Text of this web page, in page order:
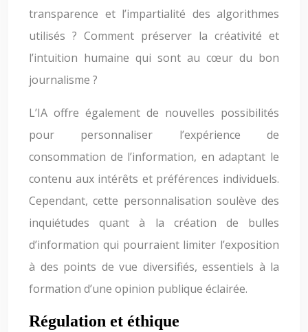
transparence et l’impartialité des algorithmes
utilisés ? Comment préserver la créativité et
l’intuition humaine qui sont au cœur du bon
journalisme ?
L’IA offre également de nouvelles possibilités
pour personnaliser l’expérience de
consommation de l’information, en adaptant le
contenu aux intérêts et préférences individuels.
Cependant, cette personnalisation soulève des
inquiétudes quant à la création de bulles
d’information qui pourraient limiter l’exposition
à des points de vue diversifiés, essentiels à la
formation d’une opinion publique éclairée.
Régulation et éthique